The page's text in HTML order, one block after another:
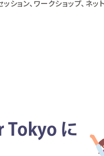
ョン、ワークショップ、